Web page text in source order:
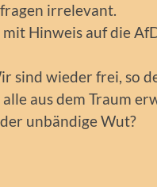
irrelevant.
Hinweis auf die
sind wieder frei, so
aus dem Traum
unbändige Wut?